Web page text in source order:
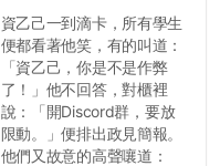
資乙己一到滴卡，所有學生
便都看著他笑，有的叫道：
「資乙己，你是不是作弊
了！」他不回答，對櫃裡
說：「開Discord群，要放
限動。」便排出政見簡報。
他們又故意的高聲嚷道：